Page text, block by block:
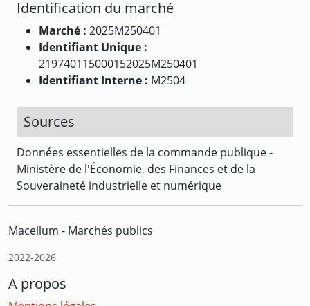
Identification du marché
Marché : 2025M250401
Identifiant Unique :
219740115000152025M250401
Identifiant Interne : M2504
Sources
Données essentielles de la commande publique -
Ministère de l'Économie, des Finances et de la
Souveraineté industrielle et numérique
Macellum - Marchés publics
2022-2026
A propos